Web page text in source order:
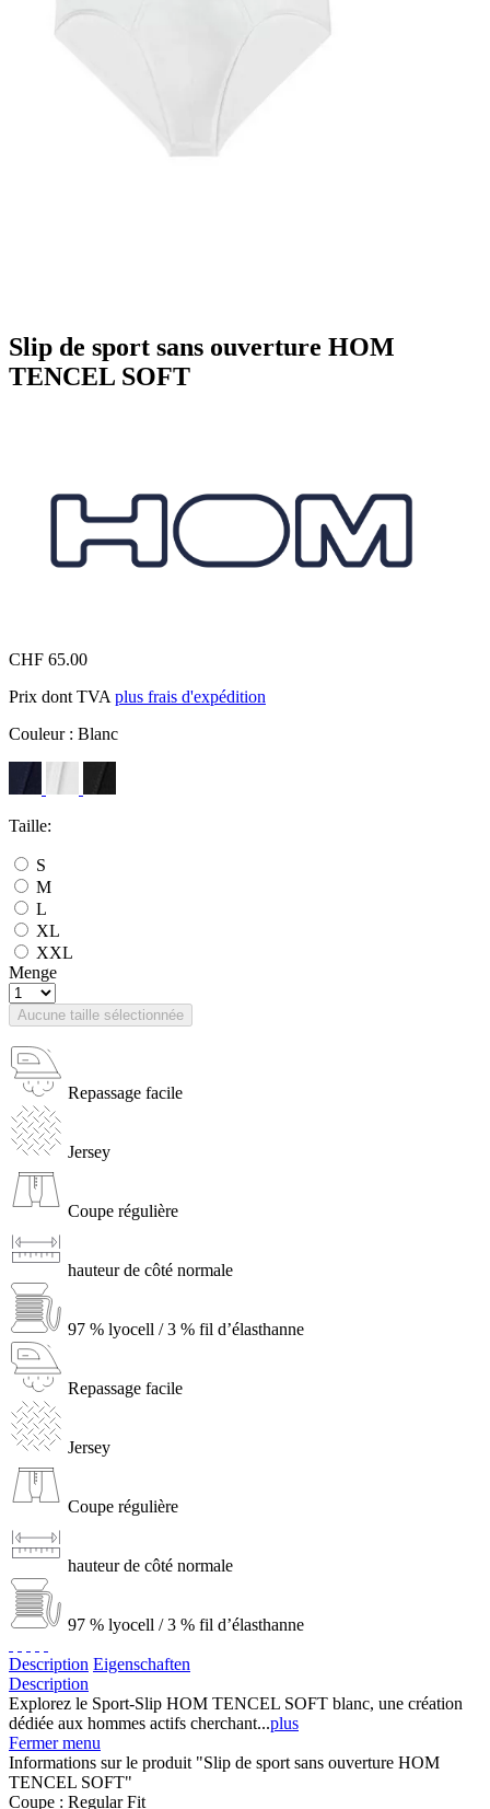
Slip de sport sans ouverture HOM
TENCEL SOFT
CHF 65.00
Prix dont TVA plus frais d'expédition
Couleur : Blanc
Taille:
S
M
L
XL
XXL
Menge
Aucune taille sélectionnée
Repassage facile
Jersey
Coupe régulière
hauteur de côté normale
97 % lyocell / 3 % fil d’élasthanne
Repassage facile
Jersey
Coupe régulière
hauteur de côté normale
97 % lyocell / 3 % fil d’élasthanne
Description Eigenschaften
Description
Explorez le Sport-Slip HOM TENCEL SOFT blanc, une création
dédiée aux hommes actifs cherchant...plus
Fermer menu
Informations sur le produit "Slip de sport sans ouverture HOM
TENCEL SOFT"
Coupe : Regular Fit